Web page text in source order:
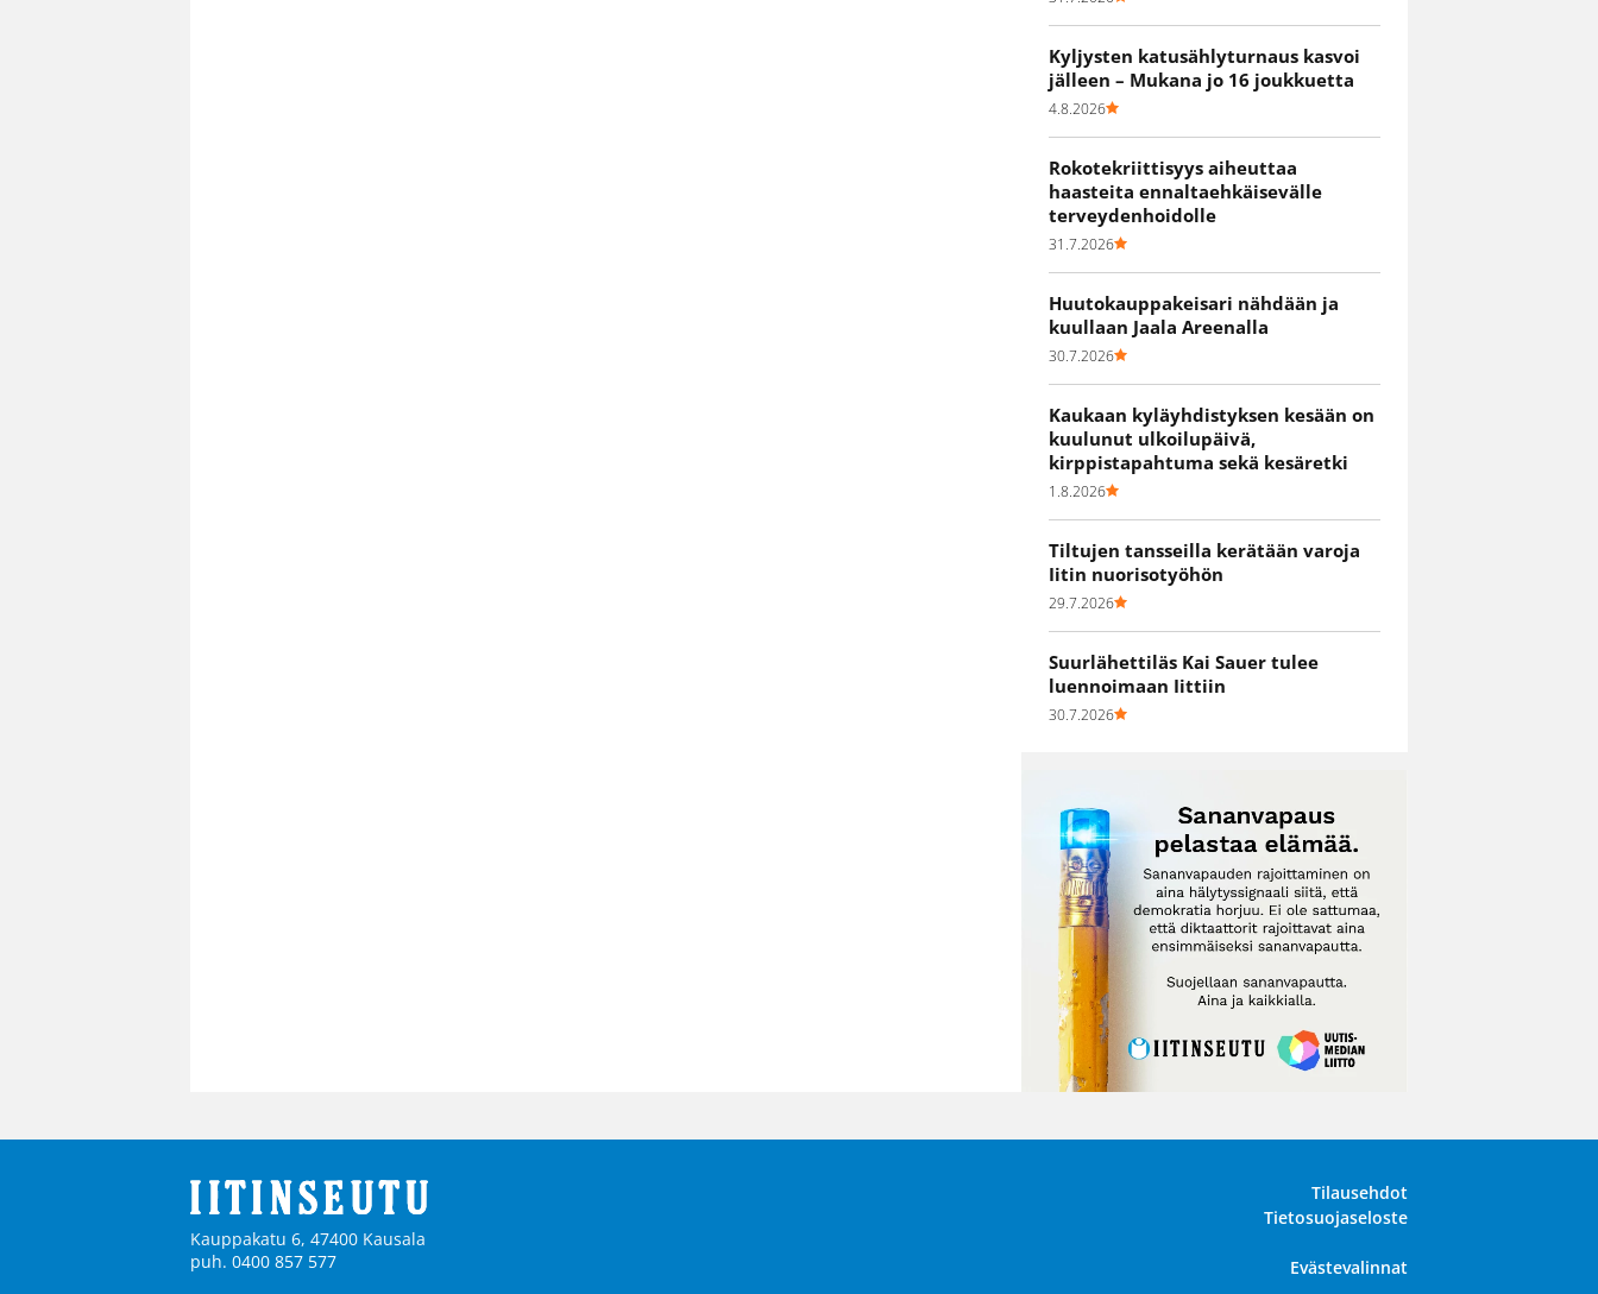
Kyljysten katusählyturnaus kasvoi
jälleen – Mukana jo 16 joukkuetta
4.8.2026
Rokotekriittisyys aiheuttaa
haasteita ennaltaehkäisevälle
terveydenhoidolle
31.7.2026
Huutokauppakeisari nähdään ja
kuullaan Jaala Areenalla
30.7.2026
Kaukaan kyläyhdistyksen kesään on
kuulunut ulkoilupäivä,
kirppistapahtuma sekä kesäretki
1.8.2026
Tiltujen tansseilla kerätään varoja
Iitin nuorisotyöhön
29.7.2026
Suurlähettiläs Kai Sauer tulee
luennoimaan Iittiin
30.7.2026
Kauppakatu 6, 47400 Kausala
puh. 0400 857 577
Tilausehdot
Tietosuojaseloste
Evästevalinnat